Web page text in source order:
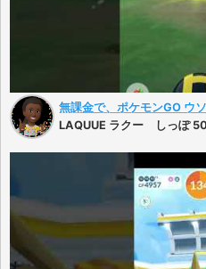
無課金で、ポケモンGO ウ
LAQUUE ラクー しっぽ